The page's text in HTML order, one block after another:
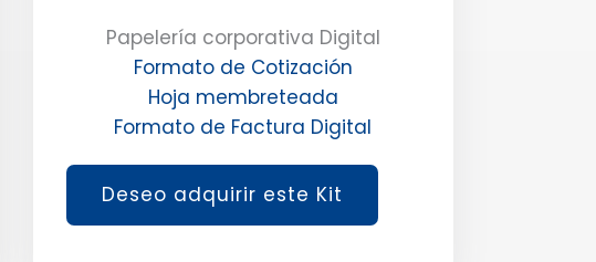
Papelería corporativa Digital
Formato de Cotización
Hoja membreteada
Formato de Factura Digital
Deseo adquirir este Kit